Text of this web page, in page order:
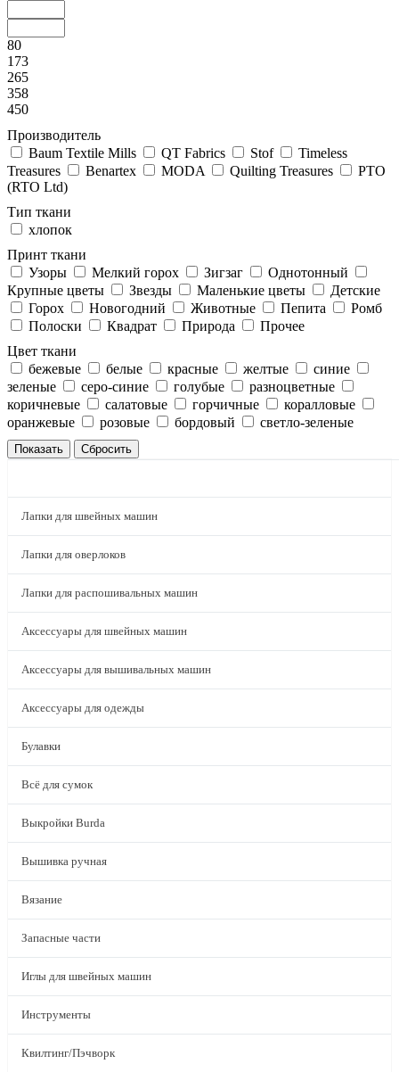
80
173
265
358
450
Производитель
Baum Textile Mills
QT Fabrics Stof
Timeless
Treasures
Benartex MODA Quilting Treasures
РТО
(RTO Ltd)
Тип ткани
хлопок
Принт ткани
Узоры
Мелкий горох Зигзаг
Однотонный
Крупные цветы
Звезды Маленькие цветы
Детские
Горох
Новогодний Животные Пепита
Ромб
Полоски
Квадрат Природа
Прочее
Цвет ткани
бежевые
белые красные желтые
синие
зеленые
серо-синие голубые
разноцветные
коричневые
салатовые горчичные
коралловые
оранжевые
розовые бордовый светло-зеленые
Лапки для швейных машин
Лапки для оверлоков
Лапки для распошивальных машин
Аксессуары для швейных машин
Аксессуары для вышивальных машин
Аксессуары для одежды
Булавки
Всё для сумок
Выкройки Burda
Вышивка ручная
Вязание
Запасные части
Иглы для швейных машин
Инструменты
Квилтинг/Пэчворк